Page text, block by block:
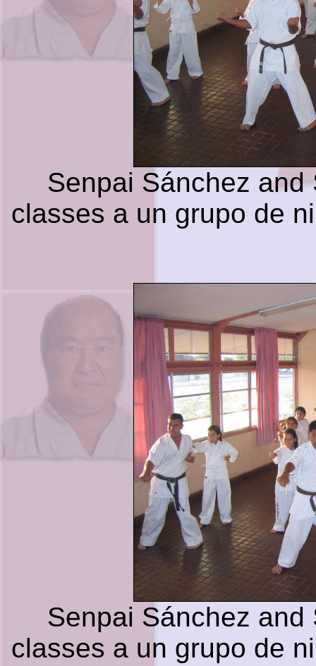
Senpai Sánchez
classes a un grupo de
Senpai Sánchez
classes a un grupo de